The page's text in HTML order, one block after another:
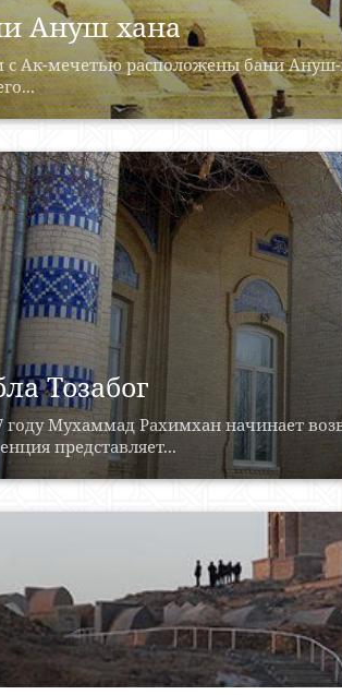
Ануш хана
с Ак-мечетью расположены бани
Тозабог
году Мухаммад Рахимхан начинает
представляет...